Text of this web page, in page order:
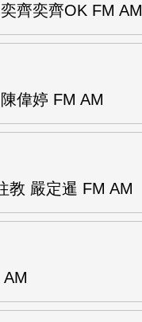
齊奕齊OK FM AM
偉婷 FM AM
教 嚴定暹 FM AM